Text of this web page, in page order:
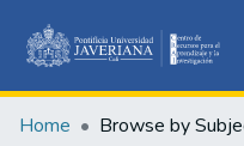
Home Browse by